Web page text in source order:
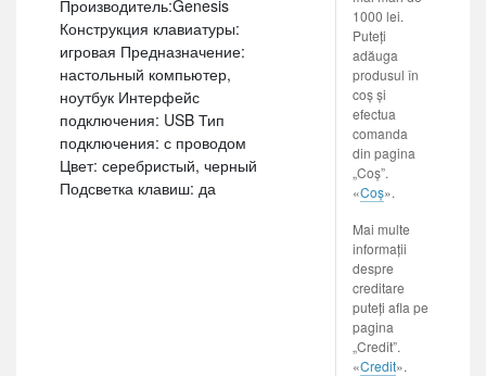
Производитель:Genesis
Конструкция клавиатуры:
игровая Предназначение:
настольный компьютер,
ноутбук Интерфейс
подключения: USB Тип
подключения: с проводом
Цвет: серебристый, черный
Подсветка клавиш: да
1000 lei.
Puteți
adăuga
produsul în
coș și
efectua
comanda
din pagina
„Coș”.
«Coș».
Mai multe
informații
despre
creditare
puteți afla pe
pagina
„Credit”.
«Credit».